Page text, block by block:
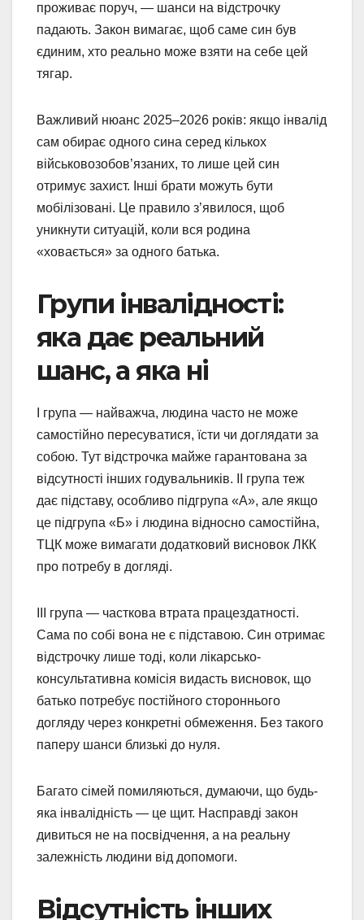
проживає поруч, — шанси на відстрочку
падають. Закон вимагає, щоб саме син був
єдиним, хто реально може взяти на себе цей
тягар.
Важливий нюанс 2025–2026 років: якщо інвалід
сам обирає одного сина серед кількох
військовозобов’язаних, то лише цей син
отримує захист. Інші брати можуть бути
мобілізовані. Це правило з’явилося, щоб
уникнути ситуацій, коли вся родина
«ховається» за одного батька.
Групи інвалідності:
яка дає реальний
шанс, а яка ні
I група — найважча, людина часто не може
самостійно пересуватися, їсти чи доглядати за
собою. Тут відстрочка майже гарантована за
відсутності інших годувальників. II група теж
дає підставу, особливо підгрупа «А», але якщо
це підгрупа «Б» і людина відносно самостійна,
ТЦК може вимагати додатковий висновок ЛКК
про потребу в догляді.
III група — часткова втрата працездатності.
Сама по собі вона не є підставою. Син отримає
відстрочку лише тоді, коли лікарсько-
консультативна комісія видасть висновок, що
батько потребує постійного стороннього
догляду через конкретні обмеження. Без такого
паперу шанси близькі до нуля.
Багато сімей помиляються, думаючи, що будь-
яка інвалідність — це щит. Насправді закон
дивиться не на посвідчення, а на реальну
залежність людини від допомоги.
Відсутність інших